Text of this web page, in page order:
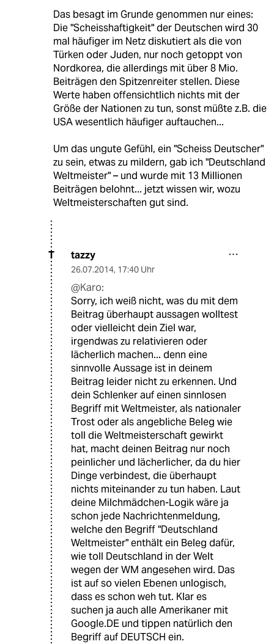
Das besagt im Grunde genommen nur eines:
Die "Scheisshaftigkeit" der Deutschen wird 30
mal häufiger im Netz diskutiert als die von
Türken oder Juden, nur noch getoppt von
Nordkorea, die allerdings mit über 8 Mio.
Beiträgen den Spitzenreiter stellen. Diese
Werte haben offensichtlich nichts mit der
Größe der Nationen zu tun, sonst müßte z.B. die
USA wesentlich häufiger auftauchen...
Um das ungute Gefühl, ein "Scheiss Deutscher"
zu sein, etwas zu mildern, gab ich "Deutschland
Weltmeister" – und wurde mit 13 Millionen
Beiträgen belohnt... jetzt wissen wir, wozu
Weltmeisterschaften gut sind.
T tazzy
26.07.2014, 17:40 Uhr
@Karo:
Sorry, ich weiß nicht, was du mit dem
Beitrag überhaupt aussagen wolltest
oder vielleicht dein Ziel war,
irgendwas zu relativieren oder
lächerlich machen... denn eine
sinnvolle Aussage ist in deinem
Beitrag leider nicht zu erkennen. Und
dein Schlenker auf einen sinnlosen
Begriff mit Weltmeister, als nationaler
Trost oder als angebliche Beleg wie
toll die Weltmeisterschaft gewirkt
hat, macht deinen Beitrag nur noch
peinlicher und lächerlicher, da du hier
Dinge verbindest, die überhaupt
nichts miteinander zu tun haben. Laut
deine Milchmädchen-Logik wäre ja
schon jede Nachrichtenmeldung,
welche den Begriff "Deutschland
Weltmeister" enthält ein Beleg dafür,
wie toll Deutschland in der Welt
wegen der WM angesehen wird. Das
ist auf so vielen Ebenen unlogisch,
dass es schon weh tut. Klar es
suchen ja auch alle Amerikaner mit
Google.DE und tippen natürlich den
Begriff auf DEUTSCH ein.